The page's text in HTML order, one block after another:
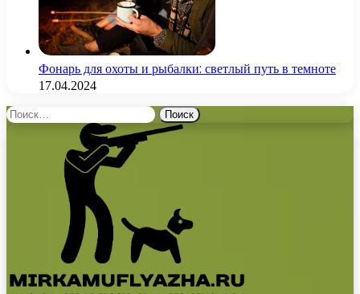
Фонарь для охоты и рыбалки: светлый путь в темноте
17.04.2024
Найти: